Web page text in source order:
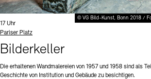
© VG Bild-Kunst, Bonn 2018 /
Uhrzeit:
17 Uhr
Standort
Pariser Platz
Bilderkeller
Die erhaltenen Wandmalereien von 1957 und 1958 sind als
Geschichte von Institution und Gebäude zu besichtigen.